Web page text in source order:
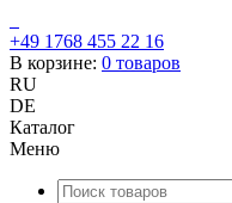
+49 1768 455 22 16
В корзине: 0 товаров
RU
DE
Каталог
Меню